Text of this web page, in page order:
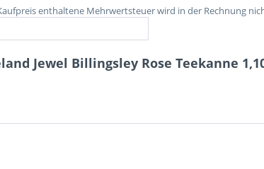
enthaltene Mehrwertsteuer wird in der Rechnung
Jewel Billingsley Rose Teekanne